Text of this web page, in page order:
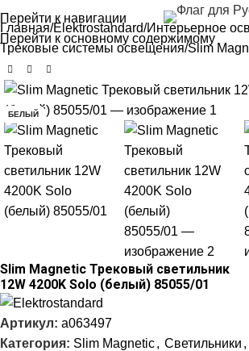
Перейти к навигации
Перейти к основному содержимому
Главная Elektrostandard Интерьерное
Трековые системы освещения Slim
-38%
БЕЛЫЙ
Slim Magnetic Трековый светильник
12W 4200K Solo (белый) 85055/01
Артикул: a063497
Категория: Slim Magnetic, Светильники ,